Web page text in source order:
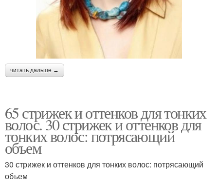
читать дальше →
65 стрижек и оттенков для тонких
волос. 30 стрижек и оттенков для
тонких волос: потрясающий
объем
30 стрижек и оттенков для тонких волос: потрясающий
объем